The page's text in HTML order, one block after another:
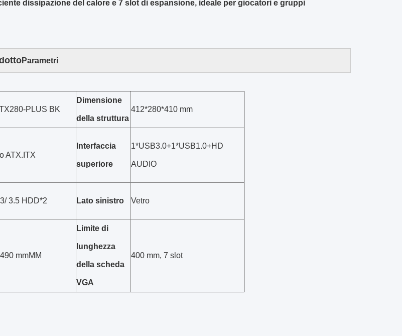
dissipazione del calore e 7 slot di espansione, ideale per giocatori e gruppi
Parametri
PLUS BK
Dimensione
della struttura
412*280*410 mm
ATX.ITX
Interfaccia
superiore
1*USB3.0+1*USB1.0+HD
AUDIO
3.5 HDD*2 Lato sinistro Vetro
mmMM
Limite di
lunghezza
della scheda
VGA
400 mm, 7 slot